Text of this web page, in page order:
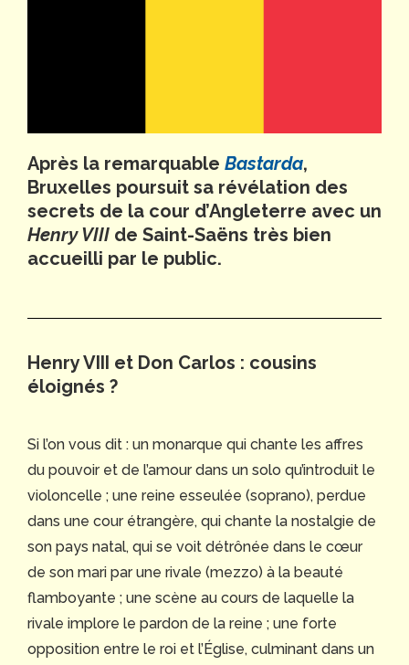
Après la remarquable Bastarda,
Bruxelles poursuit sa révélation des
secrets de la cour d’Angleterre avec un
Henry VIII de Saint-Saëns très bien
accueilli par le public.
Henry VIII et Don Carlos : cousins
éloignés ?
Si l’on vous dit : un monarque qui chante les affres
du pouvoir et de l’amour dans un solo qu’introduit le
violoncelle ; une reine esseulée (soprano), perdue
dans une cour étrangère, qui chante la nostalgie de
son pays natal, qui se voit détrônée dans le cœur
de son mari par une rivale (mezzo) à la beauté
flamboyante ; une scène au cours de laquelle la
rivale implore le pardon de la reine ; une forte
opposition entre le roi et l’Église, culminant dans un